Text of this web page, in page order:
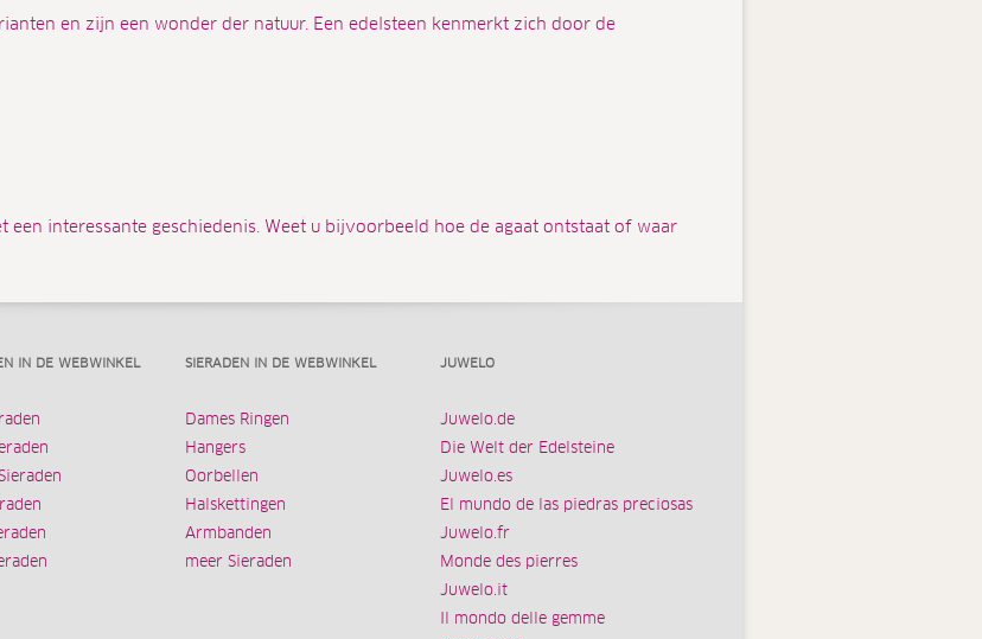
en zijn een wonder der natuur. Een edelsteen kenmerkt zich door de
een interessante geschiedenis. Weet u bijvoorbeeld hoe de agaat ontstaat of waar
IN DE WEBWINKEL SIERADEN IN DE WEBWINKEL
Dames Ringen
Hangers
Oorbellen
Halskettingen
Armbanden
meer Sieraden
JUWELO
Juwelo.de
Die Welt der Edelsteine
Juwelo.es
El mundo de las piedras preciosas
Juwelo.fr
Monde des pierres
Juwelo.it
Il mondo delle gemme